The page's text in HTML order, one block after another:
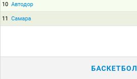
10 Автодор
11 Самара
БАСКЕТБОЛ